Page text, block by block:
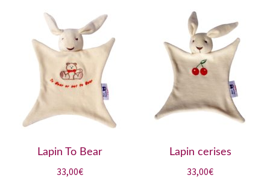
Lapin To Bear
33,00€
Lapin cerises
33,00€